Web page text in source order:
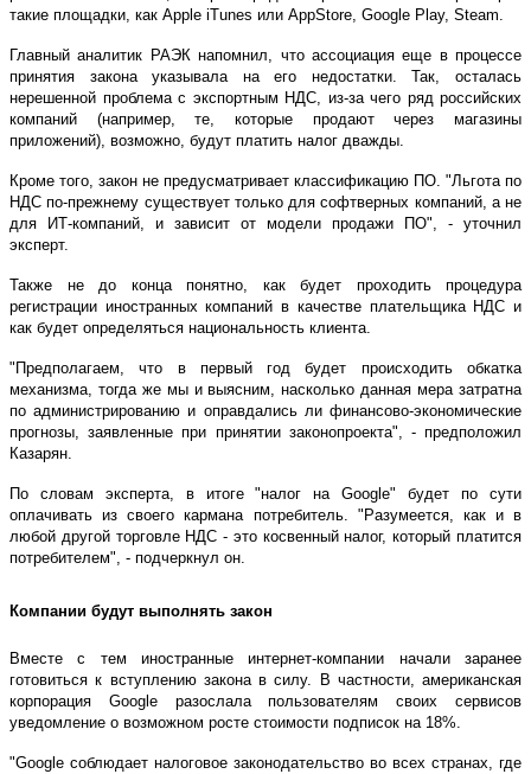
такие площадки, как Apple iTunes или AppStore, Google Play, Steam.
Главный аналитик РАЭК напомнил, что ассоциация еще в процессе
принятия закона указывала на его недостатки. Так, осталась
нерешенной проблема с экспортным НДС, из-за чего ряд российских
компаний (например, те, которые продают через магазины
приложений), возможно, будут платить налог дважды.
Кроме того, закон не предусматривает классификацию ПО. "Льгота по
НДС по-прежнему существует только для софтверных компаний, а не
для ИТ-компаний, и зависит от модели продажи ПО", - уточнил
эксперт.
Также не до конца понятно, как будет проходить процедура
регистрации иностранных компаний в качестве плательщика НДС и
как будет определяться национальность клиента.
"Предполагаем, что в первый год будет происходить обкатка
механизма, тогда же мы и выясним, насколько данная мера затратна
по администрированию и оправдались ли финансово-экономические
прогнозы, заявленные при принятии законопроекта", - предположил
Казарян.
По словам эксперта, в итоге "налог на Google" будет по сути
оплачивать из своего кармана потребитель. "Разумеется, как и в
любой другой торговле НДС - это косвенный налог, который платится
потребителем", - подчеркнул он.
Компании будут выполнять закон
Вместе с тем иностранные интернет-компании начали заранее
готовиться к вступлению закона в силу. В частности, американская
корпорация Google разослала пользователям своих сервисов
уведомление о возможном росте стоимости подписок на 18%.
"Google соблюдает налоговое законодательство во всех странах, где